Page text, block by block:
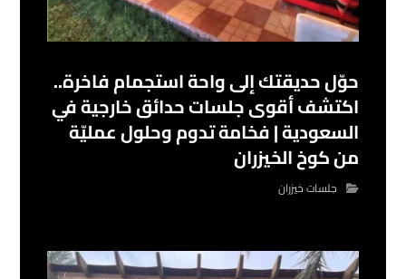
حوّل حديقتك إلى واحة استجمام فاخرة..
اكتشف أقوى جلسات حدائق خارجية في
السعودية | فخامة تدوم وحلول عمليّة
من كوخ الخيزران
جلسات خيزران